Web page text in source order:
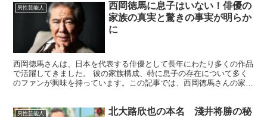
男性芸能人
西岡徳馬に息子はいない！俳優の
家族の真実と驚きの事実が明らか
に
西岡徳馬さんは、日本を代表する俳優として長年にわたり多くの作品
で活躍してきました。 彼の家族構成、特に息子の存在について多く
のファンが興味を持っています。この記事では、西岡徳馬さんの家族
男性芸能人
北大路欣也の本名 淺井将勝の秘